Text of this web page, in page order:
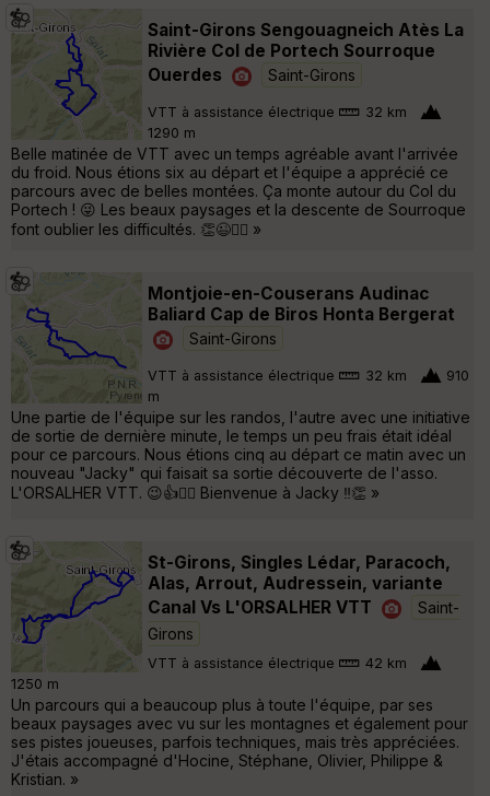
Saint-Girons Sengouagneich Atès La
Rivière Col de Portech Sourroque
Ouerdes
Saint-Girons
VTT à assistance électrique
32 km
1290 m
Belle matinée de VTT avec un temps agréable avant l'arrivée
du froid. Nous étions six au départ et l'équipe a apprécié ce
parcours avec de belles montées. Ça monte autour du Col du
Portech ! 😜 Les beaux paysages et la descente de Sourroque
font oublier les difficultés. 👏😉🚵‍♂️ »
Montjoie-en-Couserans Audinac
Baliard Cap de Biros Honta Bergerat
Saint-Girons
VTT à assistance électrique 32 km
910
m
Une partie de l'équipe sur les randos, l'autre avec une initiative
de sortie de dernière minute, le temps un peu frais était idéal
pour ce parcours. Nous étions cinq au départ ce matin avec un
nouveau "Jacky" qui faisait sa sortie découverte de l'asso.
L'ORSALHER VTT. 😉👍🚵‍♂️ Bienvenue à Jacky ‼👏 »
St-Girons, Singles Lédar, Paracoch,
Alas, Arrout, Audressein, variante
Canal Vs L'ORSALHER VTT
Saint-
Girons
VTT à assistance électrique
42 km
1250 m
Un parcours qui a beaucoup plus à toute l'équipe, par ses
beaux paysages avec vu sur les montagnes et également pour
ses pistes joueuses, parfois techniques, mais très appréciées.
J'étais accompagné d'Hocine, Stéphane, Olivier, Philippe &
Kristian. »